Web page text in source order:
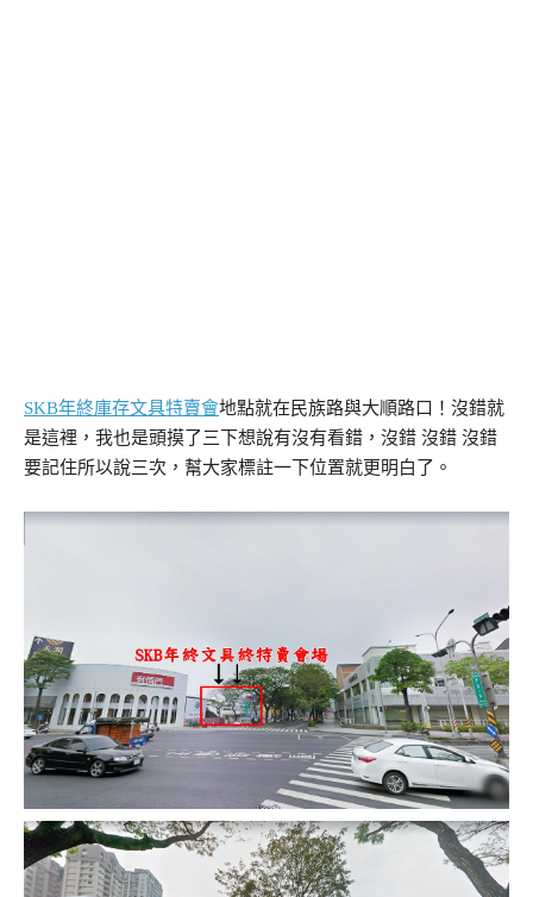
SKB年終庫存文具特賣會地點就在民族路與大順路口！沒錯就
是這裡，我也是頭摸了三下想說有沒有看錯，沒錯 沒錯 沒錯
要記住所以說三次，幫大家標註一下位置就更明白了。